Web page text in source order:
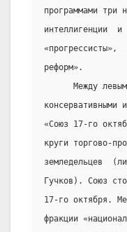
программами три
интеллигенции
«прогрессисты»,
реформ».
Между
«Союз 17-го
круги торгово-
земледельцев
Гучков). Союз
17-го октября.
фракции